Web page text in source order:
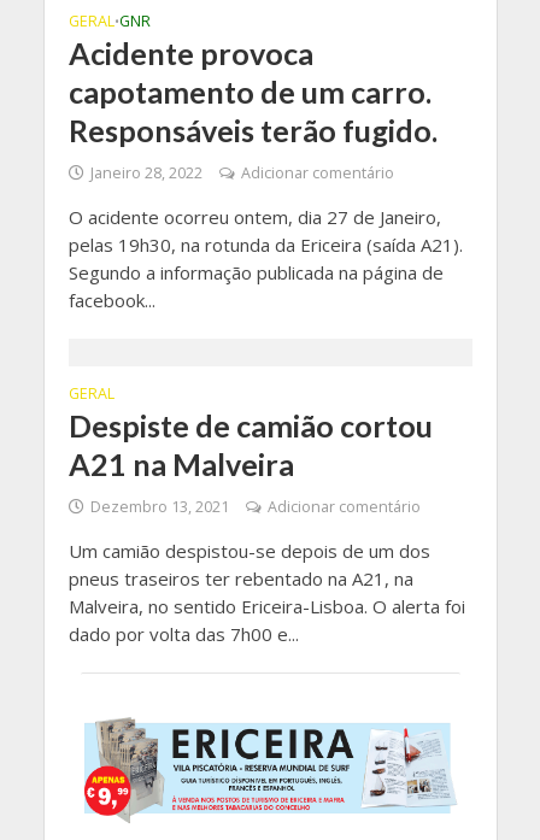
GERAL•GNR
Acidente provoca
capotamento de um carro.
Responsáveis terão fugido.
Janeiro 28, 2022 Adicionar comentário
O acidente ocorreu ontem, dia 27 de Janeiro,
pelas 19h30, na rotunda da Ericeira (saída A21).
Segundo a informação publicada na página de
facebook...
GERAL
Despiste de camião cortou
A21 na Malveira
Dezembro 13, 2021 Adicionar comentário
Um camião despistou-se depois de um dos
pneus traseiros ter rebentado na A21, na
Malveira, no sentido Ericeira-Lisboa. O alerta foi
dado por volta das 7h00 e...